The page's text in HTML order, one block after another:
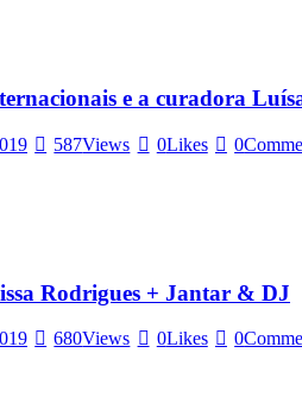
e a curadora
587Views 0Likes 0
Rodrigues + Jantar & DJ
680Views 0Likes 0